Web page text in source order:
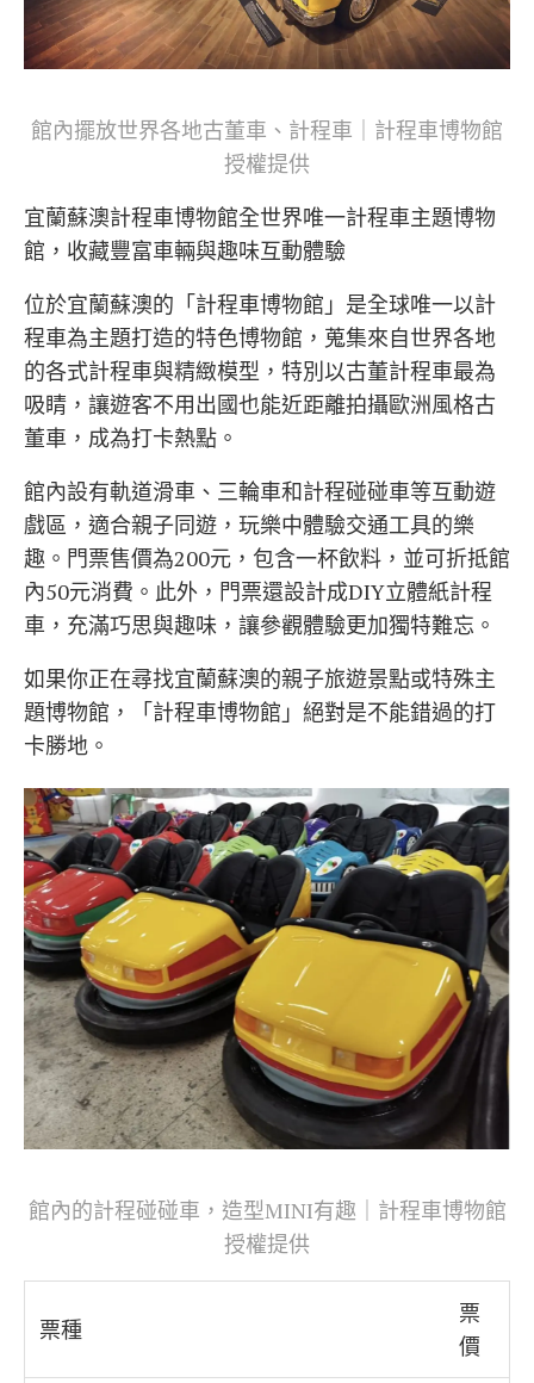
館內擺放世界各地古董車、計程車｜計程車博物館
授權提供
宜蘭蘇澳計程車博物館全世界唯一計程車主題博物
館，收藏豐富車輛與趣味互動體驗
位於宜蘭蘇澳的「計程車博物館」是全球唯一以計
程車為主題打造的特色博物館，蒐集來自世界各地
的各式計程車與精緻模型，特別以古董計程車最為
吸睛，讓遊客不用出國也能近距離拍攝歐洲風格古
董車，成為打卡熱點。
館內設有軌道滑車、三輪車和計程碰碰車等互動遊
戲區，適合親子同遊，玩樂中體驗交通工具的樂
趣。門票售價為200元，包含一杯飲料，並可折抵館
內50元消費。此外，門票還設計成DIY立體紙計程
車，充滿巧思與趣味，讓參觀體驗更加獨特難忘。
如果你正在尋找宜蘭蘇澳的親子旅遊景點或特殊主
題博物館，「計程車博物館」絕對是不能錯過的打
卡勝地。
館內的計程碰碰車，造型MINI有趣｜計程車博物館
授權提供
票種
票
價